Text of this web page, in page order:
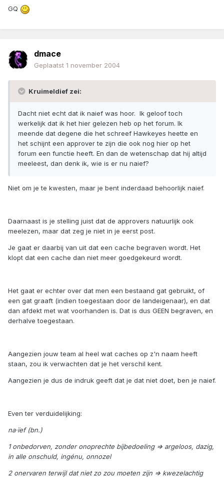
GQ
dmace
Geplaatst 1 november 2004
Kruimeldief zei:
Dacht niet echt dat ik naief was hoor. Ik geloof toch
werkelijk dat ik het hier gelezen heb op het forum. Ik
meende dat degene die het schreef Hawkeyes heette en
het schijnt een approver te zijn die ook nog hier op het
forum een functie heeft. En dan de wetenschap dat hij altijd
meeleest, dan denk ik, wie is er nu naief?
Niet om je te kwesten, maar je bent inderdaad behoorlijk naief.
Daarnaast is je stelling juist dat de approvers natuurlijk ook
meelezen, maar dat zeg je niet in je eerst post.
Je gaat er daarbij van uit dat een cache begraven wordt. Het
klopt dat een cache dan niet meer goedgekeurd wordt.
Het gaat er echter over dat men een bestaand gat gebruikt, of
een gat graaft (indien toegestaan door de landeigenaar), en dat
dan afdekt met wat voorhanden is. Dat is dus GEEN begraven, en
derhalve toegestaan.
Aangezien jouw team al heel wat caches op z'n naam heeft
staan, zou ik verwachten dat je het verschil kent.
Aangezien je dus de indruk geeft dat je dat niet doet, ben je naief.
Even ter verduidelijking:
na·ïef (bn.)
1 onbedorven, zonder onoprechte bijbedoeling => argeloos, dazig,
in alle onschuld, ingénu, onnozel
2 onervaren terwijl dat niet zo zou moeten zijn => kwezelachtig